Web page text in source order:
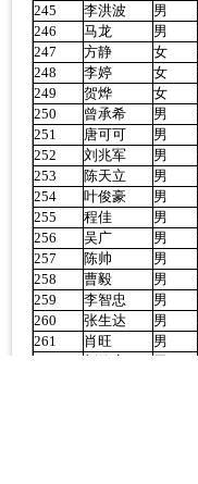
245
李洪波 男
246
马龙 男
247
方静 女
248
李婷 女
249
贺烨 女
250
曾承希 男
251
唐可可 男
252
刘兆军 男
253
陈天立 男
254
叶俊豪 男
255
程佳 男
256
吴广 男
257
陈帅 男
258
曹毅 男
259
李智忠 男
260
张生达 男
261
肖旺 男